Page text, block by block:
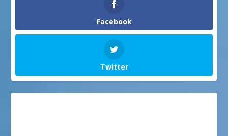
Facebook
Twitter